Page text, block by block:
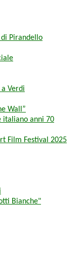
Pirandello
Verdi
Wall”
italiano anni 70
Film Festival 2025
Bianche"